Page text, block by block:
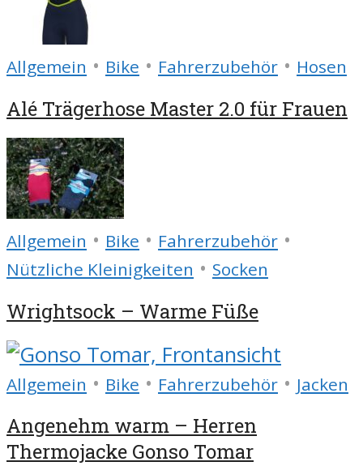
Allgemein • Bike • Fahrerzubehör • Hosen
Alé Trägerhose Master 2.0 für Frauen
Allgemein • Bike • Fahrerzubehör •
Nützliche Kleinigkeiten • Socken
Wrightsock – Warme Füße
Allgemein • Bike • Fahrerzubehör • Jacken
Angenehm warm – Herren
Thermojacke Gonso Tomar